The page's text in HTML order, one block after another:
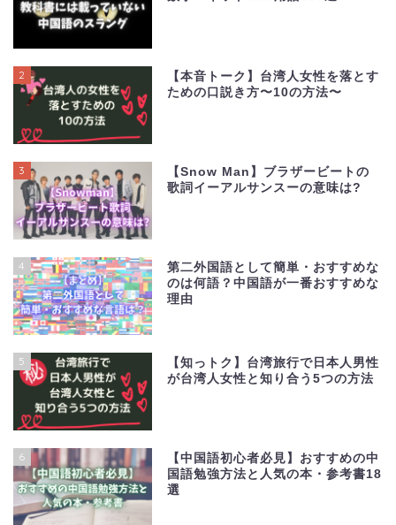
2
【本音トーク】台湾人女性を落とす
ための口説き方〜10の方法〜
3
【Snow Man】ブラザービートの
歌詞イーアルサンスーの意味は?
4
第二外国語として簡単・おすすめな
のは何語？中国語が一番おすすめな
理由
5
【知っトク】台湾旅行で日本人男性
が台湾人女性と知り合う5つの方法
6
【中国語初心者必見】おすすめの中
国語勉強方法と人気の本・参考書18
選